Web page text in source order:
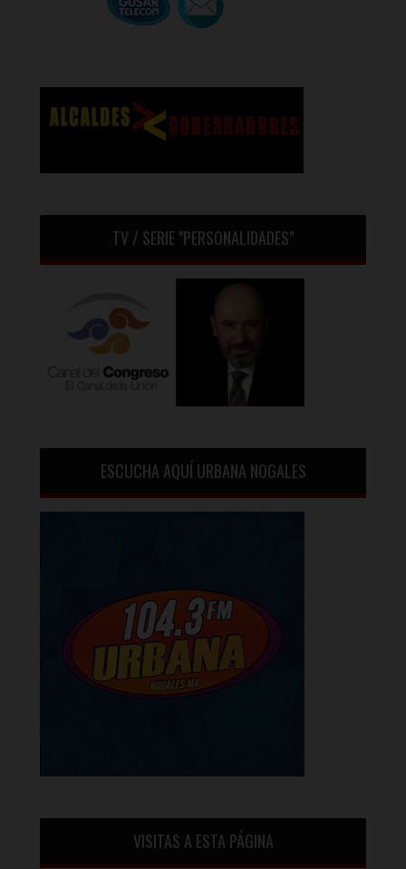
TV / SERIE "PERSONALIDADES"
ESCUCHA AQUÍ URBANA NOGALES
VISITAS A ESTA PÁGINA